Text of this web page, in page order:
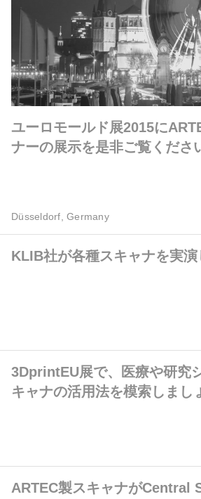
ユーロモールド展2015に
ナーの展示を是非ご覧くださ
Düsseldorf, Germany
KLIB社が各種スキャナを実演
3DprintEU展で、医療や研究
キャナの活用法を模索しまし
ARTEC製スキャナがCentral